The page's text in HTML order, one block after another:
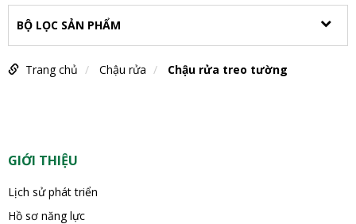
BỘ LỌC SẢN PHẨM
Trang chủ Chậu rửa Chậu rửa treo tường
GIỚI THIỆU
Lịch sử phát triển
Hồ sơ năng lực